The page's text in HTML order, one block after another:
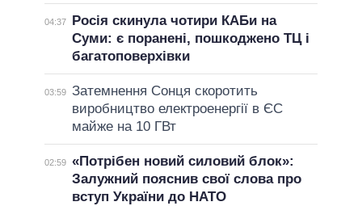
04:37
Росія скинула чотири КАБи на
Суми: є поранені, пошкоджено ТЦ і
багатоповерхівки
03:59 Затемнення Сонця скоротить
виробництво електроенергії в ЄС
майже на 10 ГВт
02:59 «Потрібен новий силовий блок»:
Залужний пояснив свої слова про
вступ України до НАТО